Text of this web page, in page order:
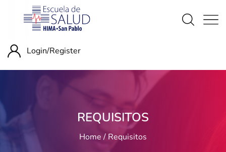
Login/Register
REQUISITOS
Home Requisitos